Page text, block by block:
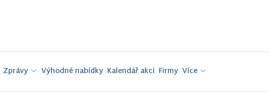
Zprávy Výhodné nabídky Kalendář akcí Firmy Více